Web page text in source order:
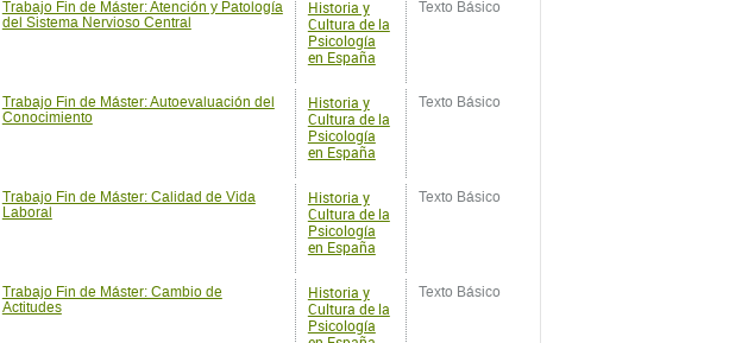
Conocimiento
Cultura de la
Psicología
en España
Trabajo Fin de Máster: Calidad de Vida
Laboral
Cultura de la
Psicología
en España
Texto Básico
Trabajo Fin de Máster: Cambio de
Actitudes
Cultura de la
Psicología
en España
Texto Básico
Trabajo Fin de Máster: Cerebro Sano /
Cerebro Dañado: Una Investigación Sobre
El Deterioro Categorial
Cultura de la
Psicología
en España
Texto Básico